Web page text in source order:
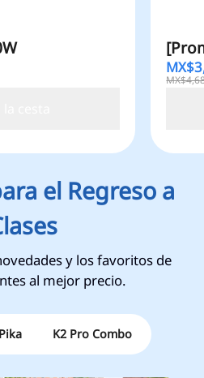
MX$
el Regreso a
y los favoritos de
al mejor precio.
Pika K2 Pro Combo